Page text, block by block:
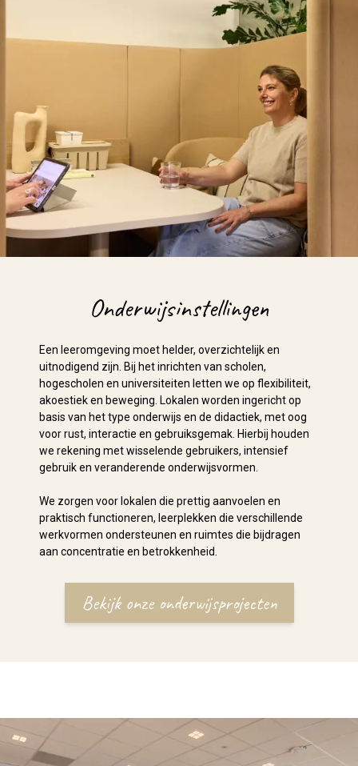
Onderwijsinstellingen
Een leeromgeving moet helder, overzichtelijk en
uitnodigend zijn. Bij het inrichten van scholen,
hogescholen en universiteiten letten we op flexibiliteit,
akoestiek en beweging. Lokalen worden ingericht op
basis van het type onderwijs en de didactiek, met oog
voor rust, interactie en gebruiksgemak. Hierbij houden
we rekening met wisselende gebruikers, intensief
gebruik en veranderende onderwijsvormen.
We zorgen voor lokalen die prettig aanvoelen en
praktisch functioneren, leerplekken die verschillende
werkvormen ondersteunen en ruimtes die bijdragen
aan concentratie en betrokkenheid.
Bekijk onze onderwijsprojecten